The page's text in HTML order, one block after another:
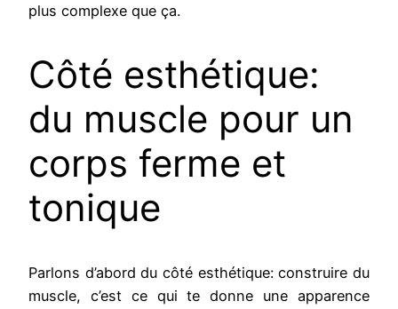
plus complexe que ça.
Côté esthétique:
du muscle pour un
corps ferme et
tonique
Parlons d’abord du côté esthétique: construire du
muscle, c’est ce qui te donne une apparence